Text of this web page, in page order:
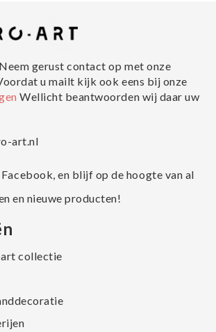
gerust contact op met onze
u mailt kijk ook eens bij onze
Wellicht beantwoorden wij daar uw
art.nl
Facebook, en blijf op de hoogte van al
en nieuwe producten!
collectie